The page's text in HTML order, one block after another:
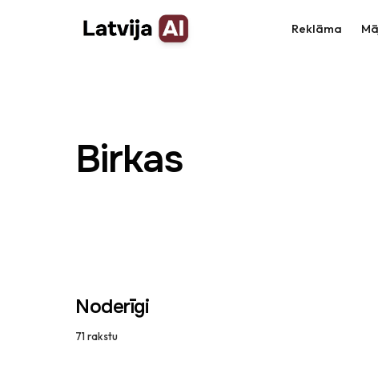
Reklāma
Birkas
Noderīgi
71rakstu